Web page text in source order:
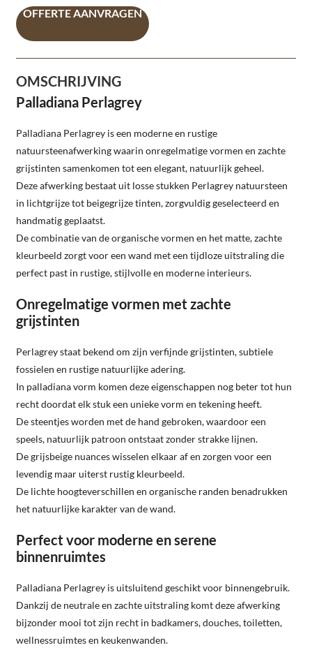
OFFERTE AANVRAGEN
OMSCHRIJVING
Palladiana Perlagrey
Palladiana Perlagrey is een moderne en rustige
natuursteenafwerking waarin onregelmatige vormen en zachte
grijstinten samenkomen tot een elegant, natuurlijk geheel.
Deze afwerking bestaat uit losse stukken Perlagrey natuursteen
in lichtgrijze tot beigegrijze tinten, zorgvuldig geselecteerd en
handmatig geplaatst.
De combinatie van de organische vormen en het matte, zachte
kleurbeeld zorgt voor een wand met een tijdloze uitstraling die
perfect past in rustige, stijlvolle en moderne interieurs.
Onregelmatige vormen met zachte
grijstinten
Perlagrey staat bekend om zijn verfijnde grijstinten, subtiele
fossielen en rustige natuurlijke adering.
In palladiana vorm komen deze eigenschappen nog beter tot hun
recht doordat elk stuk een unieke vorm en tekening heeft.
De steentjes worden met de hand gebroken, waardoor een
speels, natuurlijk patroon ontstaat zonder strakke lijnen.
De grijsbeige nuances wisselen elkaar af en zorgen voor een
levendig maar uiterst rustig kleurbeeld.
De lichte hoogteverschillen en organische randen benadrukken
het natuurlijke karakter van de wand.
Perfect voor moderne en serene
binnenruimtes
Palladiana Perlagrey is uitsluitend geschikt voor binnengebruik.
Dankzij de neutrale en zachte uitstraling komt deze afwerking
bijzonder mooi tot zijn recht in badkamers, douches, toiletten,
wellnessruimtes en keukenwanden.